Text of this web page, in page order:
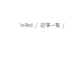
InRed 記事一覧